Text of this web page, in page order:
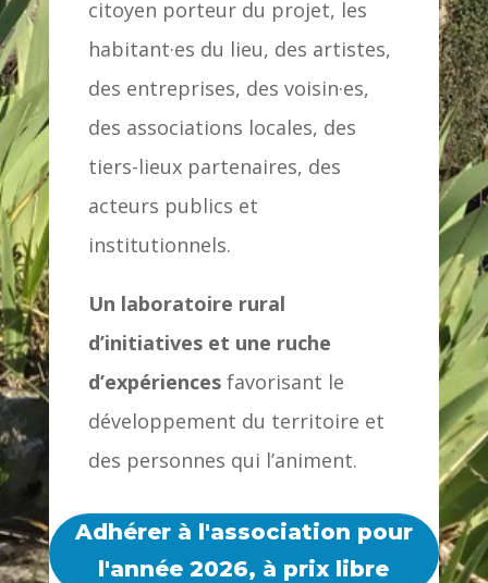
citoyen porteur du projet, les
habitant·es du lieu, des artistes,
des entreprises, des voisin·es,
des associations locales, des
tiers-lieux partenaires, des
acteurs publics et
institutionnels.
Un laboratoire rural
d’initiatives et une ruche
d’expériencesfavorisant le
développement du territoire et
des personnes qui l’animent.
Adhérer à l'association pour
l'année 2026, à prix libre